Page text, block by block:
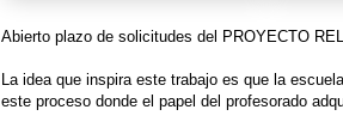
Abierto plazo de solicitudes del PROYECTO
La idea que inspira este trabajo es que la
este proceso donde el papel del profesorado